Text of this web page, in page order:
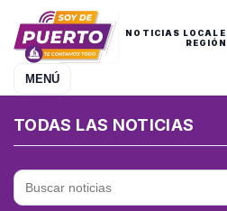
NOTICIAS
MENÚ
TODAS LAS NOTICIAS